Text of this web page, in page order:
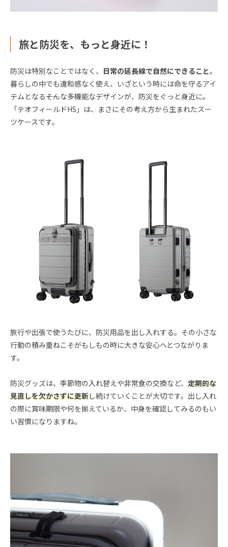
旅と防災を、もっと身近に！
防災は特別なことではなく、 日常の延長線で自然にできること。
暮らしの中でも違和感なく使え、いざという時には命を守るアイ
テムとなる――そんな多機能なデザインが、防災をぐっと身近に。
「テオフィールドHS」は、まさにその考え方から生まれたスー
ツケースです。
旅行や出張で使うたびに、防災用品を出し入れする。その小さな
行動の積み重ねこそがもしもの時に大きな安心へとつながりま
す。
防災グッズは、季節物の入れ替えや非常食の交換など、 定期的な
見直しを欠かさずに更新し続けていくことが大切です。出し入れ
の際に賞味期限や何を揃えているか、中身を確認してみるのもい
い習慣になりますね。